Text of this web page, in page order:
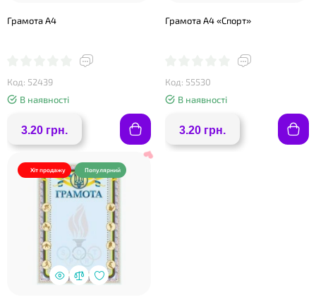
Грамота А4
Код: 52439
В наявності
3.20 грн.
Грамота А4 «Спорт»
Код: 55530
В наявності
3.20 грн.
Хіт продажу Популярний